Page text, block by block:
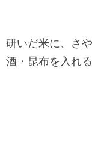
研いだ米に、さ
酒・昆布を入れる